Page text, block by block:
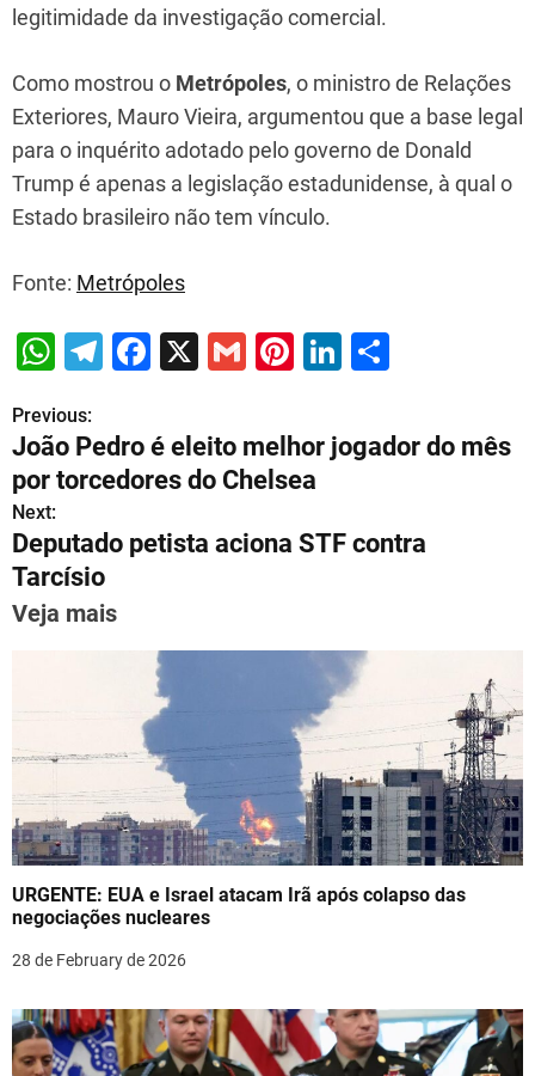
legitimidade da investigação comercial.
Como mostrou o Metrópoles, o ministro de Relações
Exteriores, Mauro Vieira, argumentou que a base legal
para o inquérito adotado pelo governo de Donald
Trump é apenas a legislação estadunidense, à qual o
Estado brasileiro não tem vínculo.
Fonte: Metrópoles
W
at
s
A
p
p
T
e
gr
a
m
F
c
e
b
o
X
G
l
Pi
e
st
Li
e
n
ar
e
P
o
s
t
n
i
a
t
i
o
n
Previous:
João Pedro é eleito melhor jogador do mês
por torcedores do Chelsea
Next:
Deputado petista aciona STF contra
Tarcísio
Veja mais
URGENTE: EUA e Israel atacam Irã após colapso das
negociações nucleares
28 de February de 2026